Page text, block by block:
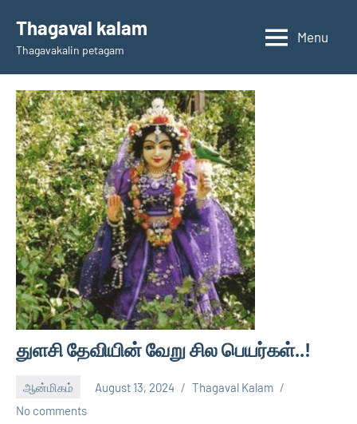
content
Thagaval kalam
Thagavakalin petagam
Menu
துளசி தேவியின் வேறு சில பெயர்கள்..!
ஆன்மிகம் August 13, 2024
Thagaval Kalam
No comments